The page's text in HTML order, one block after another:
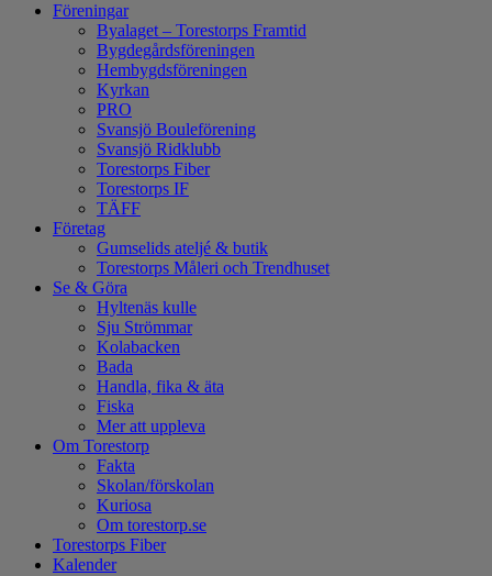
Föreningar
Byalaget – Torestorps Framtid
Bygdegårdsföreningen
Hembygdsföreningen
Kyrkan
PRO
Svansjö Bouleförening
Svansjö Ridklubb
Torestorps Fiber
Torestorps IF
TÄFF
Företag
Gumselids ateljé & butik
Torestorps Måleri och Trendhuset
Se & Göra
Hyltenäs kulle
Sju Strömmar
Kolabacken
Bada
Handla, fika & äta
Fiska
Mer att uppleva
Om Torestorp
Fakta
Skolan/förskolan
Kuriosa
Om torestorp.se
Torestorps Fiber
Kalender